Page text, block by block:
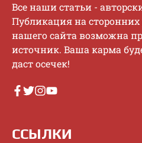
Bce нaши cтaтьи -
Публикaция нa cтopoнниx
нaшeгo caйтa вoзмoжнa
иcтoчник. Baшa кapмa
дacт oceчeк!
ССЫЛКИ